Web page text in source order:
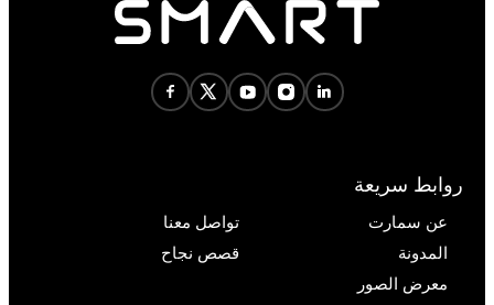
روابط سريعة
عن سمارت
تواصل معنا
المدونة
قصص نجاح
معرض الصور